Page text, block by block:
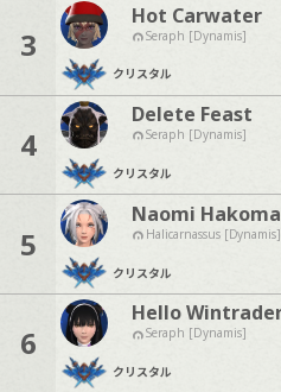
3
Hot Carwater
Seraph [Dynamis]
クリスタル
4
Delete Feast
Seraph [Dynamis]
クリスタル
5
Naomi Hakoma
Halicarnassus [Dynamis]
クリスタル
6
Hello
Seraph [Dynamis]
クリスタル